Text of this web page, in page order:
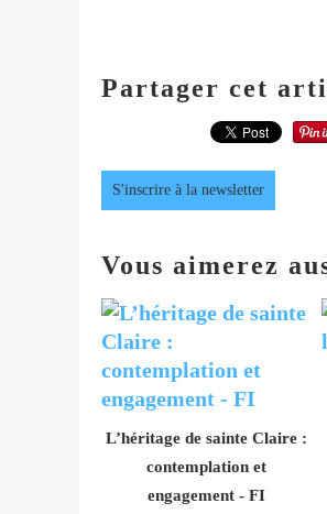
Partager cet
S'inscrire à la newsletter
Vous aimerez
L’héritage de sainte Claire :
contemplation et
engagement - FI